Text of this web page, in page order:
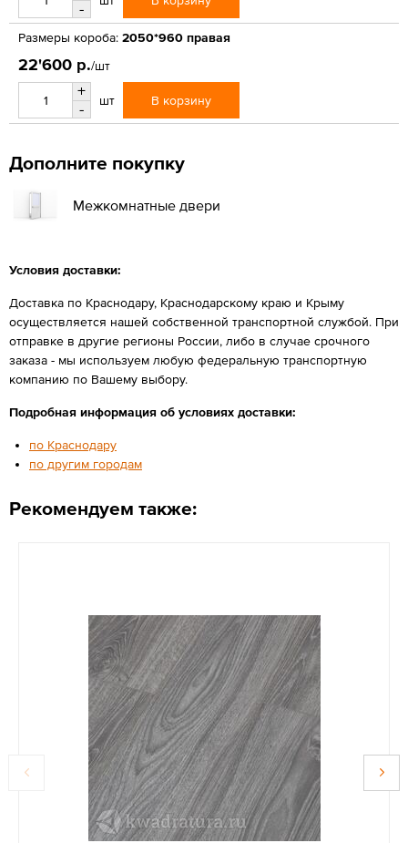
-
Размеры короба: 2050*960 правая
22'600 р./шт
+
-
шт В корзину
Дополните покупку
Межкомнатные двери
Условия доставки:
Доставка по Краснодару, Краснодарскому краю и Крыму
осуществляется нашей собственной транспортной службой. При
отправке в другие регионы России, либо в случае срочного
заказа - мы используем любую федеральную транспортную
компанию по Вашему выбору.
Подробная информация об условиях доставки:
по Краснодару
по другим городам
Рекомендуем также: